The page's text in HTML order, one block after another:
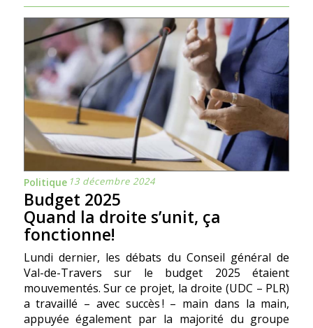
Politique 13 décembre 2024
Budget 2025
Quand la droite s’unit, ça
fonctionne!
Lundi dernier, les débats du Conseil général de
Val-de-Travers sur le budget 2025 étaient
mouvementés. Sur ce projet, la droite (UDC – PLR)
a travaillé – avec succès ! – main dans la main,
appuyée également par la majorité du groupe